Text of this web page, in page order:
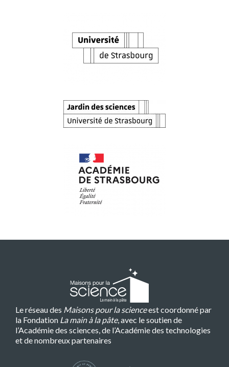
Le réseau des Maisons pour la scienceest coordonné par
la Fondation La main à la pâte, avec le soutien de
l’Académie des sciences, de l’Académie des technologies
et de nombreux partenaires